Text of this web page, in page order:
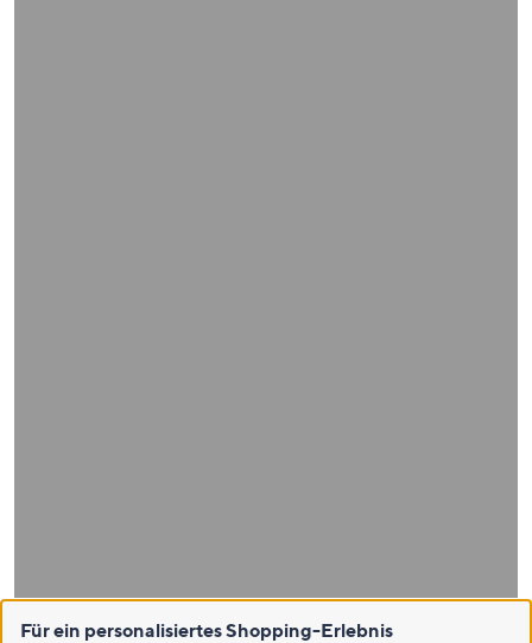
Für ein personalisiertes Shopping-Erlebnis